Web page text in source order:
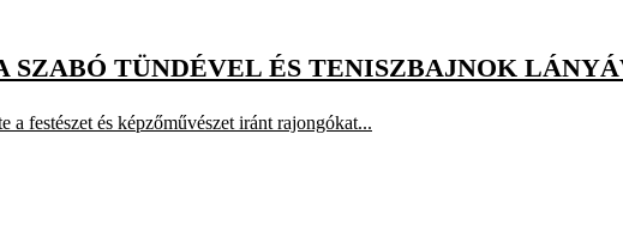
SZABÓ TÜNDÉVEL ÉS TENISZBAJNOK
festészet és képzőművészet iránt rajongókat...